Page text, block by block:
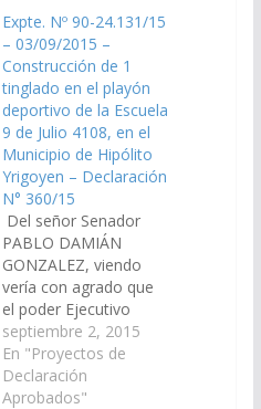
Expte. Nº 90-24.131/15
– 03/09/2015 –
Construcción de 1
tinglado en el playón
deportivo de la Escuela
9 de Julio 4108, en el
Municipio de Hipólito
Yrigoyen – Declaración
N° 360/15
Del señor Senador
PABLO DAMIÁN
GONZALEZ, viendo
vería con agrado que
el poder Ejecutivo
Provincial, a través del
Ministerio de Finanzas
y Obras Públicas
Incorpore en el
septiembre 2, 2015
En "Proyectos de
Declaración
Aprobados"